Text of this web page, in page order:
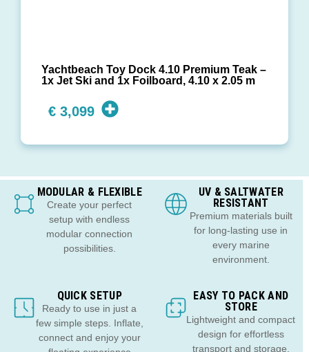
Yachtbeach Toy Dock 4.10 Premium Teak –
1x Jet Ski and 1x Foilboard, 4.10 x 2.05 m
€ 3,099
MODULAR & FLEXIBLE
Create your perfect
setup with endless
modular connection
possibilities.
UV & SALTWATER
RESISTANT
Premium materials built
for long-lasting use in
every marine
environment.
QUICK SETUP
Ready to use in just a
few simple steps. Inflate,
connect and enjoy your
EASY TO PACK AND
STORE
Lightweight and compact
design for effortless
transport and storage.